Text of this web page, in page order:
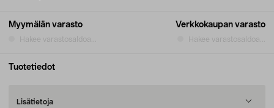
Myymälän varasto
Hakee varastosaldoa...
Verkkokaupan varasto
Hakee varastosaldoa...
Tuotetiedot
Lisätietoja